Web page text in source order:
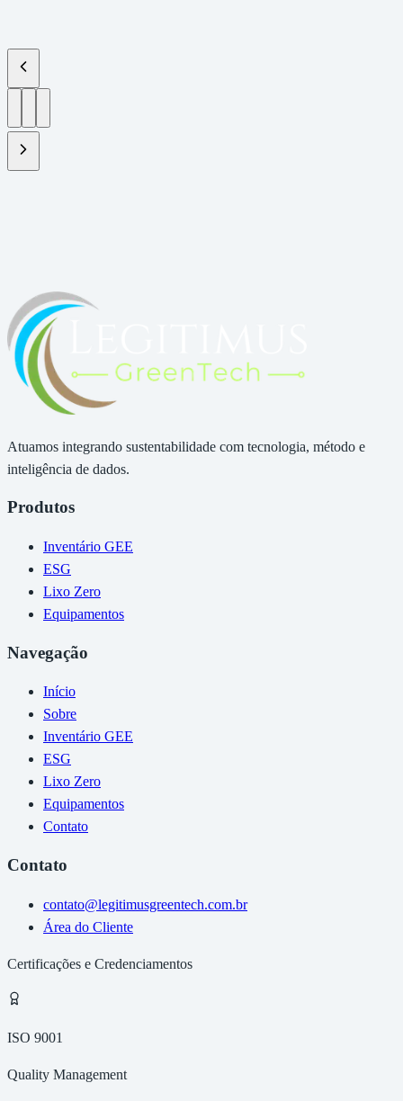
Fale com um especialista
Atuamos integrando sustentabilidade com tecnologia, método e
inteligência de dados.
Produtos
Inventário GEE
ESG
Lixo Zero
Equipamentos
Navegação
Início
Sobre
Inventário GEE
ESG
Lixo Zero
Equipamentos
Contato
Contato
contato@legitimusgreentech.com.br
Área do Cliente
Certificações e Credenciamentos
ISO 9001
Quality Management